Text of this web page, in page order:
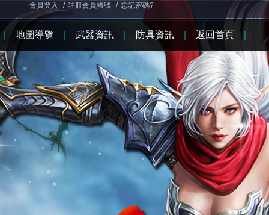
會員登入 / 註冊會員帳號 / 忘記密碼?